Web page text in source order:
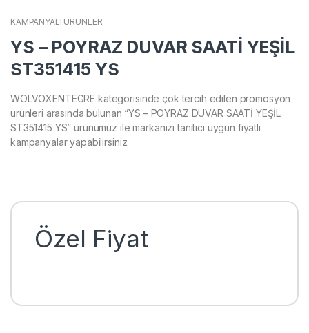
KAMPANYALI ÜRÜNLER
YS – POYRAZ DUVAR SAATİ YEŞİL
ST351415 YS
WOLVOXENTEGRE kategorisinde çok tercih edilen promosyon
ürünleri arasında bulunan “YS – POYRAZ DUVAR SAATİ YEŞİL
ST351415 YS” ürünümüz ile markanızı tanıtıcı uygun fiyatlı
kampanyalar yapabilirsiniz.
Özel Fiyat